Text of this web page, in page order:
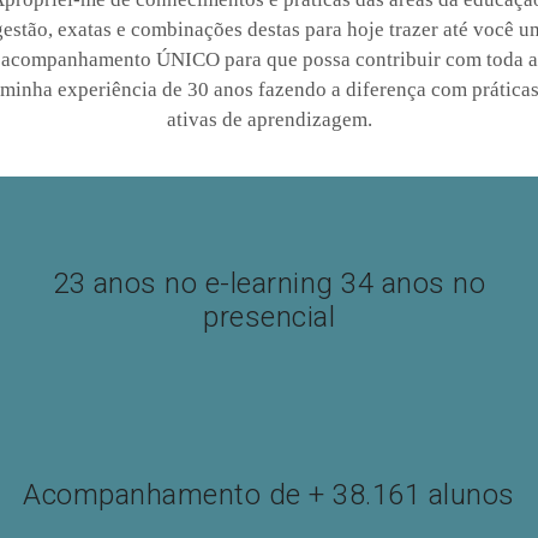
exatas e combinações destas para hoje trazer até você
acompanhamento ÚNICO para que possa contribuir com toda a
minha experiência de 30 anos fazendo a diferença com práticas
ativas de aprendizagem.
23 anos no e-learning 34 anos no
presencial
Acompanhamento de + 38.161 alunos